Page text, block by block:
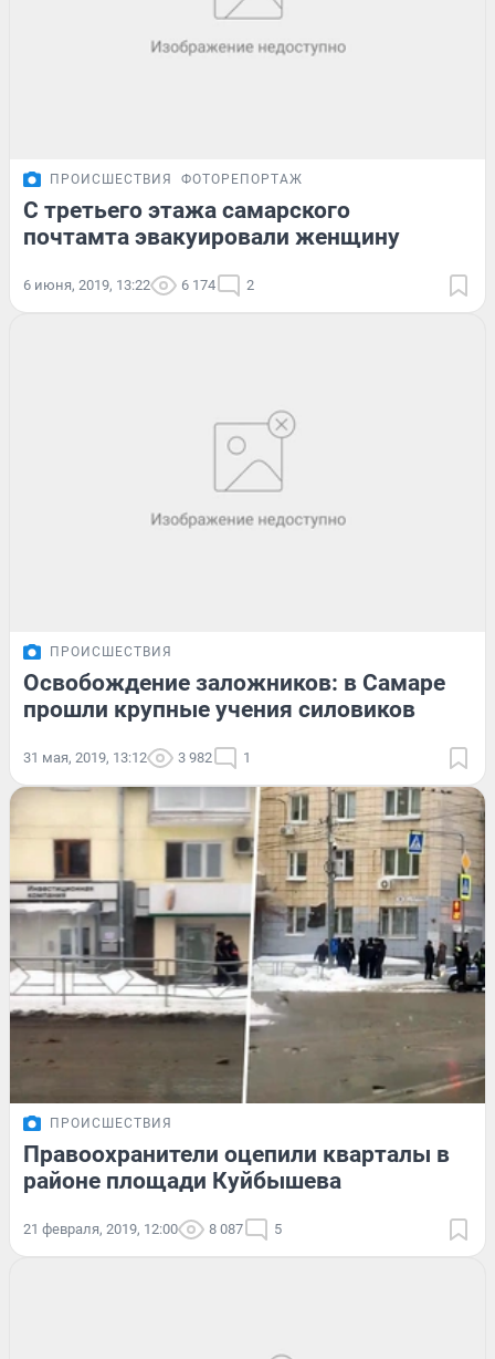
ПРОИСШЕСТВИЯ ФОТОРЕПОРТАЖ
С третьего этажа самарского
почтамта эвакуировали женщину
6 июня, 2019, 13:22 6 174 2
ПРОИСШЕСТВИЯ
Освобождение заложников: в Самаре
прошли крупные учения силовиков
31 мая, 2019, 13:12 3 982 1
ПРОИСШЕСТВИЯ
Правоохранители оцепили кварталы в
районе площади Куйбышева
21 февраля, 2019, 12:00 8 087 5